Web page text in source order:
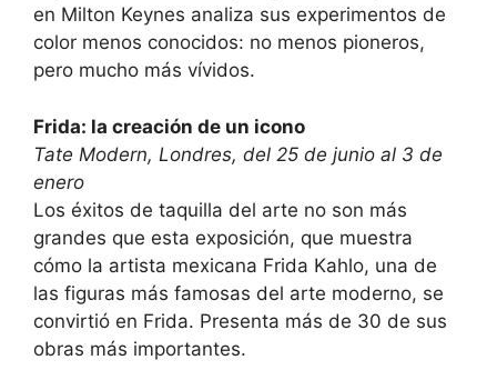
en Milton Keynes analiza sus experimentos de
color menos conocidos: no menos pioneros,
pero mucho más vívidos.
Frida: la creación de un icono
Tate Modern, Londres, del 25 de junio al 3 de
enero
Los éxitos de taquilla del arte no son más
grandes que esta exposición, que muestra
cómo la artista mexicana Frida Kahlo, una de
las figuras más famosas del arte moderno, se
convirtió en Frida. Presenta más de 30 de sus
obras más importantes.